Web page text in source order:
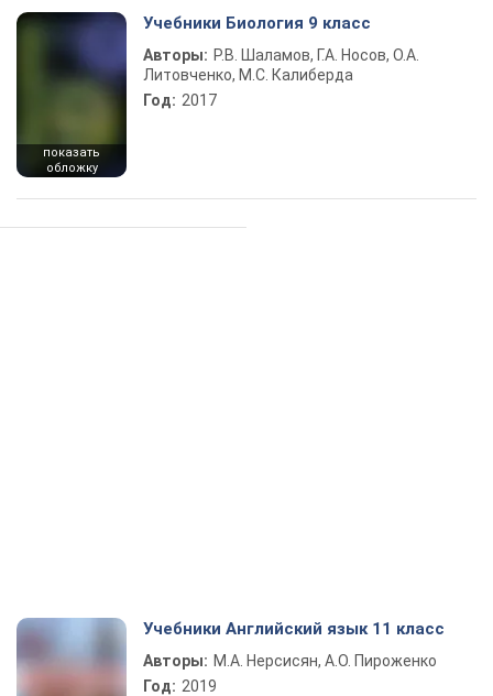
показать
обложку
Учебники Биология 9 класс
Авторы: Р.В. Шаламов, Г.А. Носов, О.А.
Литовченко, М.С. Калиберда
Год: 2017
Учебники Английский язык 11 класс
Авторы: М.А. Нерсисян, А.О. Пироженко
Год: 2019